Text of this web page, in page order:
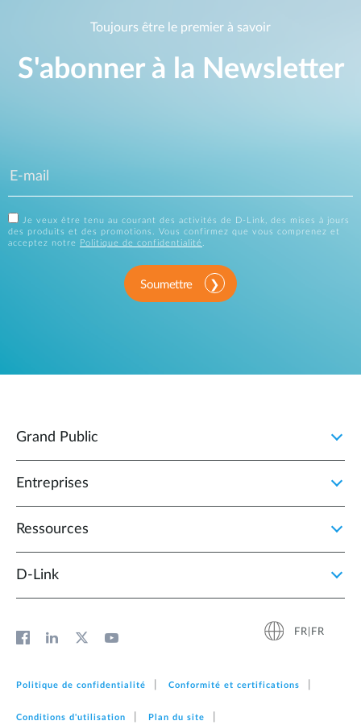
Toujours être le premier à savoir
S'abonner à la Newsletter
Je veux être tenu au courant des activités de D-Link, des mises à jours
des produits et des promotions. Vous confirmez que vous comprenez et
acceptez notre
Politique de confidentialité.
Soumettre
Grand Public
Entreprises
Ressources
D‑Link
FR|FR
Politique de confidentialité Conformité et certifications
Conditions d'utilisation Plan du site